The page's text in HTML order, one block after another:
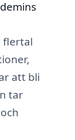
flertal
att bli
tar